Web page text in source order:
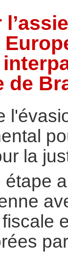
de
la
étape